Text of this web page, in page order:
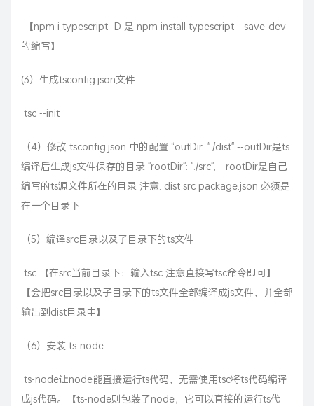
​ 【npm i typescript -D 是 npm install typescript --save-dev
的缩写】
(3）生成tsconfig.json文件
​ tsc --init
（4）修改 tsconfig.json 中的配置 “outDir: "./dist" --outDir是ts
编译后生成js文件保存的目录 "rootDir": "./src", --rootDir是自己
编写的ts源文件所在的目录 注意: dist src package.json 必须是
在一个目录下
（5）编译src目录以及子目录下的ts文件
​ tsc 【在src当前目录下：输入tsc 注意直接写tsc命令即可】
【会把src目录以及子目录下的ts文件全部编译成js文件，并全部
输出到dist目录中】
（6）安装 ts-node
​ ts-node让node能直接运行ts代码，无需使用tsc将ts代码编译
成js代码。【ts-node则包装了node，它可以直接的运行ts代